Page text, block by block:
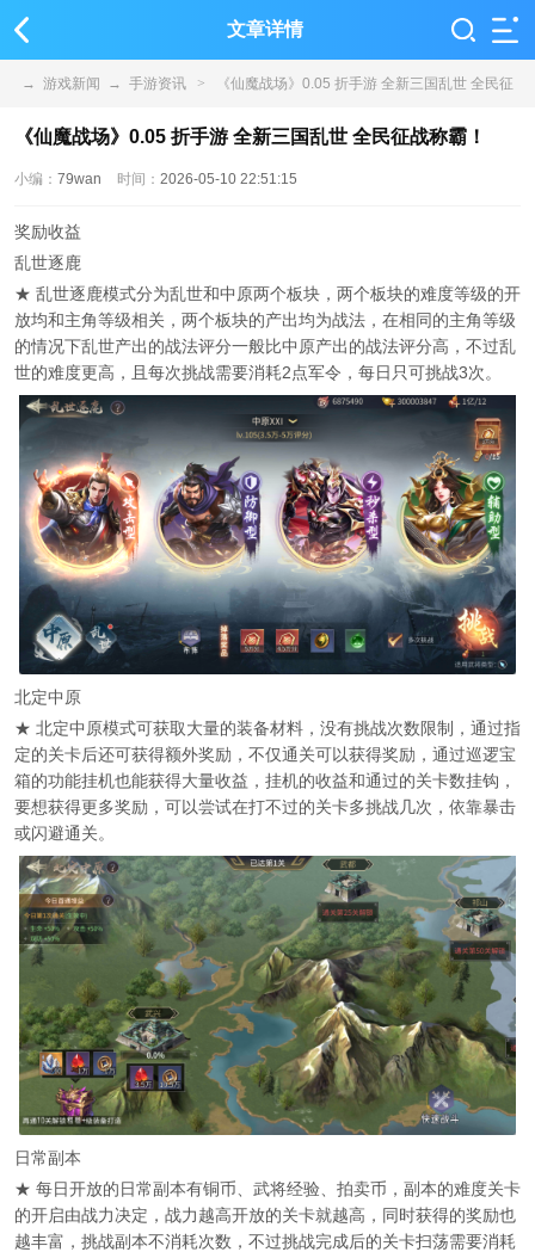
文章详情
→ 游戏新闻 → 手游资讯 > 《仙魔战场》0.05 折手游 全新三国乱世 全民征
战称霸！
《仙魔战场》0.05 折手游 全新三国乱世 全民征战称霸！
小编： 79wan 时间： 2026-05-10 22:51:15
奖励收益
乱世逐鹿
★ 乱世逐鹿模式分为乱世和中原两个板块，两个板块的难度等级的开
放均和主角等级相关，两个板块的产出均为战法，在相同的主角等级
的情况下乱世产出的战法评分一般比中原产出的战法评分高，不过乱
世的难度更高，且每次挑战需要消耗2点军令，每日只可挑战3次。
北定中原
★ 北定中原模式可获取大量的装备材料，没有挑战次数限制，通过指
定的关卡后还可获得额外奖励，不仅通关可以获得奖励，通过巡逻宝
箱的功能挂机也能获得大量收益，挂机的收益和通过的关卡数挂钩，
要想获得更多奖励，可以尝试在打不过的关卡多挑战几次，依靠暴击
或闪避通关。
日常副本
★ 每日开放的日常副本有铜币、武将经验、拍卖币，副本的难度关卡
的开启由战力决定，战力越高开放的关卡就越高，同时获得的奖励也
越丰富，挑战副本不消耗次数，不过挑战完成后的关卡扫荡需要消耗